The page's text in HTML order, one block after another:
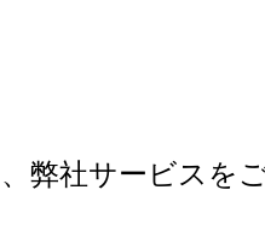
弊社サービスを